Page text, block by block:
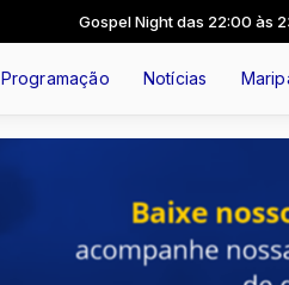
Gospel Night das 22:00 às
Programação Notícias